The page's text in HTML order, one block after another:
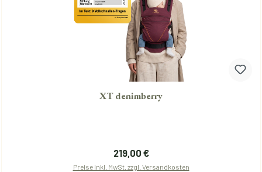
XT denimberry
Regulärer Preis:
219,00 €
Preise inkl. MwSt. zzgl. Versandkosten